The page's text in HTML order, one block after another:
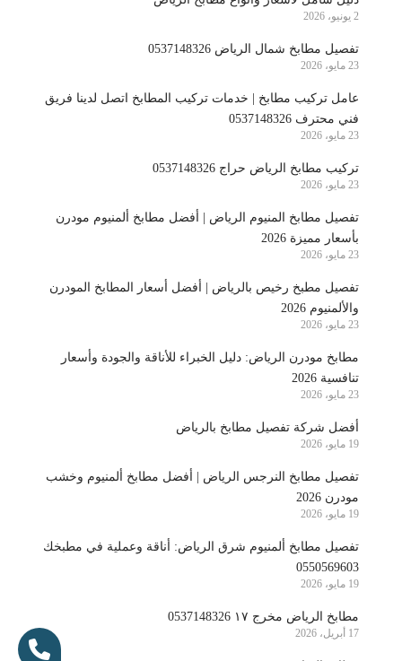
2 يونيو، 2026
تفصيل مطابخ شمال الرياض 0537148326
23 مايو، 2026
عامل تركيب مطابخ | خدمات تركيب المطابخ اتصل لدينا فريق
فني محترف 0537148326
23 مايو، 2026
تركيب مطابخ الرياض حراج 0537148326
23 مايو، 2026
تفصيل مطابخ المنيوم الرياض | أفضل مطابخ ألمنيوم مودرن
بأسعار مميزة 2026
23 مايو، 2026
تفصيل مطبخ رخيص بالرياض | أفضل أسعار المطابخ المودرن
والألمنيوم 2026
23 مايو، 2026
مطابخ مودرن الرياض: دليل الخبراء للأناقة والجودة وأسعار
تنافسية 2026
23 مايو، 2026
أفضل شركة تفصيل مطابخ بالرياض
19 مايو، 2026
تفصيل مطابخ النرجس الرياض | أفضل مطابخ ألمنيوم وخشب
مودرن 2026
19 مايو، 2026
تفصيل مطابخ ألمنيوم شرق الرياض: أناقة وعملية في مطبخك
0550569603
19 مايو، 2026
مطابخ الرياض مخرج ١٧ 0537148326
17 أبريل، 2026